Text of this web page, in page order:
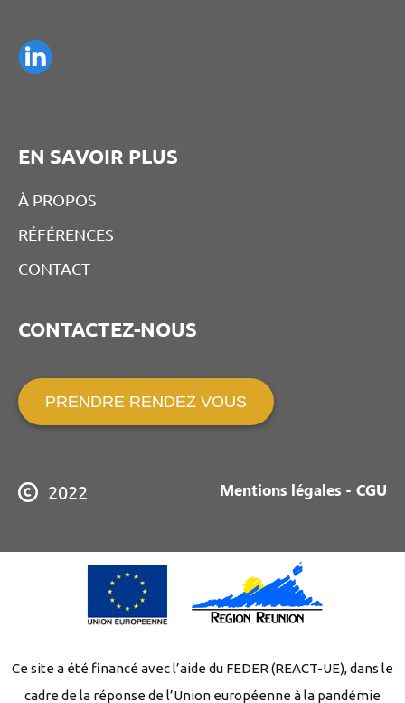
EN SAVOIR PLUS
À PROPOS
RÉFÉRENCES
CONTACT
CONTACTEZ-NOUS
PRENDRE RENDEZ VOUS
2022 Mentions légales - CGU
Ce site a été financé avec l’aide du FEDER (REACT-UE), dans le
cadre de la réponse de l’Union européenne à la pandémie